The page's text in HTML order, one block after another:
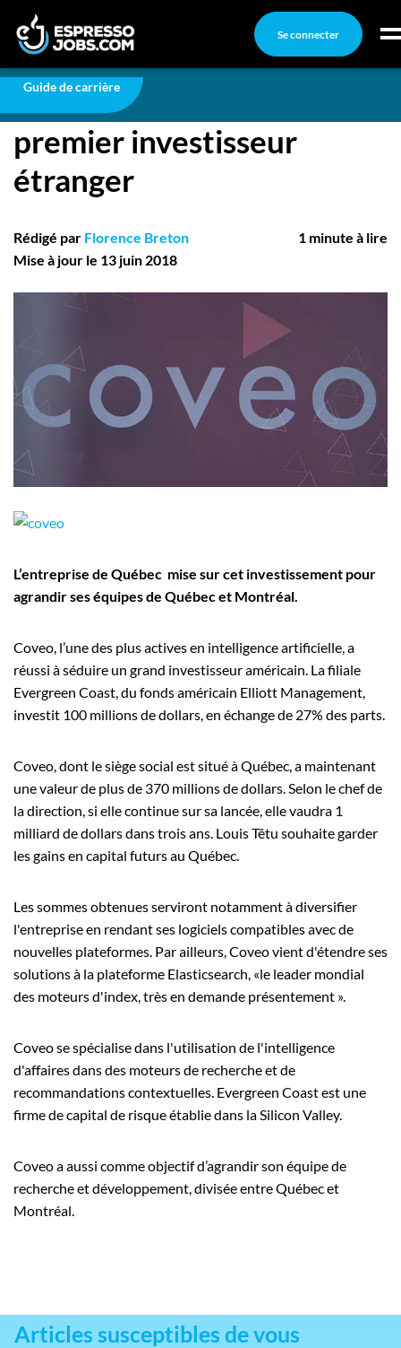
Se connecter
Connexion
Créez un compte
Recherchez un emploi
Ma boîte à outils
Inscrivez-vous à l'infolettre
Employeurs
Guide de carrière
Carrière Coveo accueille son premier investisseur étranger
Coveo accueille son
premier investisseur
étranger
Rédigé par Florence Breton
Mise à jour le 13 juin 2018
1 minute à lire
L’entreprise de Québec mise sur cet investissement pour
agrandir ses équipes de Québec et Montréal.
Coveo, l’une des plus actives en intelligence artificielle, a
réussi à séduire un grand investisseur américain. La filiale
Evergreen Coast, du fonds américain Elliott Management,
investit 100 millions de dollars, en échange de 27% des parts.
Coveo, dont le siège social est situé à Québec, a maintenant
une valeur de plus de 370 millions de dollars. Selon le chef de
la direction, si elle continue sur sa lancée, elle vaudra 1
milliard de dollars dans trois ans. Louis Têtu souhaite garder
les gains en capital futurs au Québec.
Les sommes obtenues serviront notamment à diversifier
l'entreprise en rendant ses logiciels compatibles avec de
nouvelles plateformes. Par ailleurs, Coveo vient d'étendre ses
solutions à la plateforme Elasticsearch, «le leader mondial
des moteurs d'index, très en demande présentement ».
Coveo se spécialise dans l'utilisation de l'intelligence
d'affaires dans des moteurs de recherche et de
recommandations contextuelles. Evergreen Coast est une
firme de capital de risque établie dans la Silicon Valley.
Coveo a aussi comme objectif d’agrandir son équipe de
recherche et développement, divisée entre Québec et
Montréal.
Articles susceptibles de vous